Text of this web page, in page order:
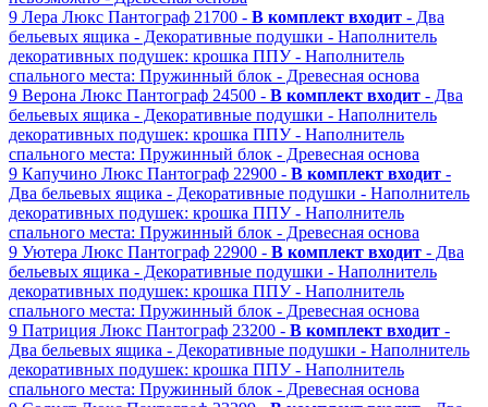
9 Лера Люкс Пантограф 21700 - В комплект входит - Два
бельевых ящика - Декоративные подушки - Наполнитель
декоративных подушек: крошка ППУ - Наполнитель
спального места: Пружинный блок - Древесная основа
9 Верона Люкс Пантограф 24500 - В комплект входит - Два
бельевых ящика - Декоративные подушки - Наполнитель
декоративных подушек: крошка ППУ - Наполнитель
спального места: Пружинный блок - Древесная основа
9 Капучино Люкс Пантограф 22900 - В комплект входит -
Два бельевых ящика - Декоративные подушки - Наполнитель
декоративных подушек: крошка ППУ - Наполнитель
спального места: Пружинный блок - Древесная основа
9 Уютера Люкс Пантограф 22900 - В комплект входит - Два
бельевых ящика - Декоративные подушки - Наполнитель
декоративных подушек: крошка ППУ - Наполнитель
спального места: Пружинный блок - Древесная основа
9 Патриция Люкс Пантограф 23200 - В комплект входит -
Два бельевых ящика - Декоративные подушки - Наполнитель
декоративных подушек: крошка ППУ - Наполнитель
спального места: Пружинный блок - Древесная основа